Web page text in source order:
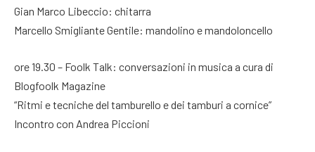
Gian Marco Libeccio: chitarra
Marcello Smigliante Gentile: mandolino e mandoloncello
ore 19.30 – Foolk Talk: conversazioni in musica a cura di
Blogfoolk Magazine
“Ritmi e tecniche del tamburello e dei tamburi a cornice”
Incontro con Andrea Piccioni